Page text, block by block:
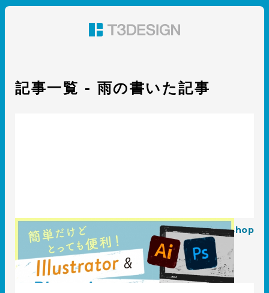
ン 株式会社T3デザイン
記事一覧 - 雨の書いた記事
簡単！便利！デザイン制作に役立つIllustrator&Photoshop
テクニック
2021.07.27 知識 / ノウハウ